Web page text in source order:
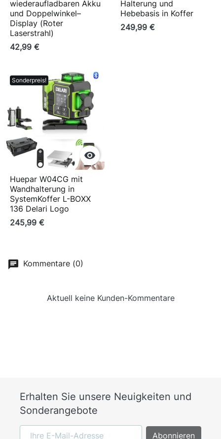
wiederaufladbaren Akku
und Doppelwinkel–
Display (Roter
Laserstrahl)
42,99 €
Halterung und
Hebebasis in Koffer
249,99 €
Sonderpreis!

Huepar W04CG mit
Wandhalterung in
SystemKoffer L-BOXX
136 Delari Logo
245,99 €
Kommentare (0)
Aktuell keine Kunden-Kommentare
Erhalten Sie unsere Neuigkeiten und
Sonderangebote